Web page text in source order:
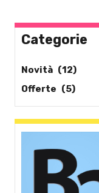
Categorie
Novità (12)
Offerte (5)